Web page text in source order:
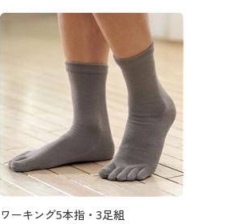
ワーキング5本指・3足組